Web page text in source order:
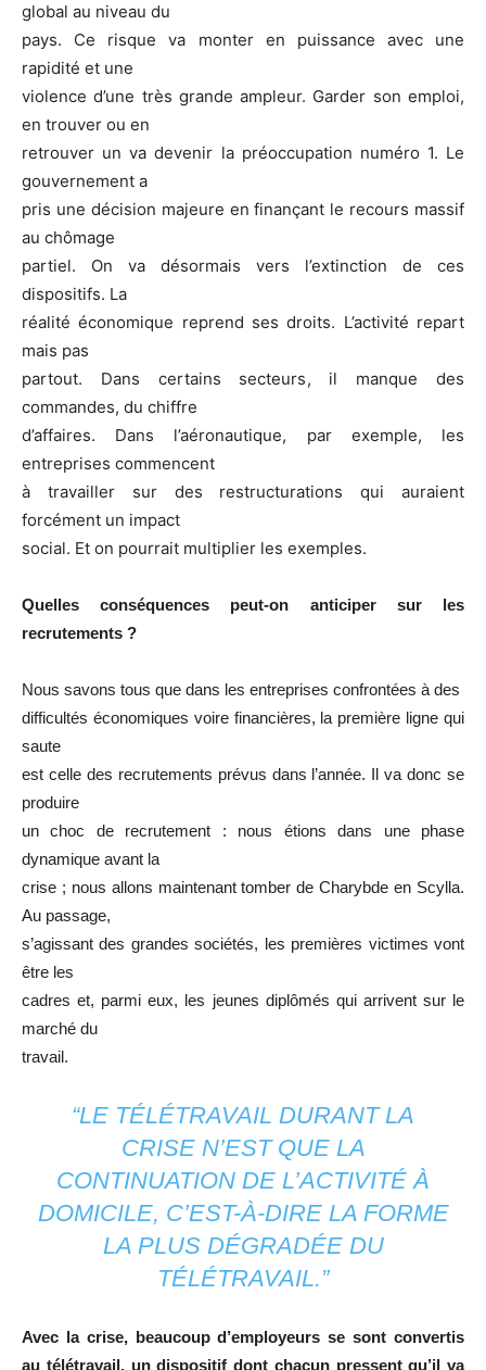
global au niveau du
pays. Ce risque va monter en puissance avec une
rapidité et une
violence d’une très grande ampleur. Garder son emploi,
en trouver ou en
retrouver un va devenir la préoccupation numéro 1. Le
gouvernement a
pris une décision majeure en finançant le recours massif
au chômage
partiel. On va désormais vers l’extinction de ces
dispositifs. La
réalité économique reprend ses droits. L’activité repart
mais pas
partout. Dans certains secteurs, il manque des
commandes, du chiffre
d’affaires. Dans l’aéronautique, par exemple, les
entreprises commencent
à travailler sur des restructurations qui auraient
forcément un impact
social. Et on pourrait multiplier les exemples.
Quelles conséquences peut-on anticiper sur les
recrutements ?
Nous savons tous que dans les entreprises confrontées à des
difficultés économiques voire financières, la première ligne qui
saute
est celle des recrutements prévus dans l’année. Il va donc se
produire
un choc de recrutement : nous étions dans une phase
dynamique avant la
crise ; nous allons maintenant tomber de Charybde en Scylla.
Au passage,
s’agissant des grandes sociétés, les premières victimes vont
être les
cadres et, parmi eux, les jeunes diplômés qui arrivent sur le
marché du
travail.
“LE TÉLÉTRAVAIL DURANT LA
CRISE N’EST QUE LA
CONTINUATION DE L’ACTIVITÉ À
DOMICILE, C’EST-À-DIRE LA FORME
LA PLUS DÉGRADÉE DU
TÉLÉTRAVAIL.”
Avec la crise, beaucoup d’employeurs se sont convertis
au télétravail, un dispositif dont chacun pressent qu’il va